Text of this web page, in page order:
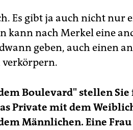
Es gibt ja auch nicht nur
kann nach Merkel eine
geben, auch einen
verkörpern.
Boulevard" stellen Sie
Private mit dem
Männlichen. Eine Frau